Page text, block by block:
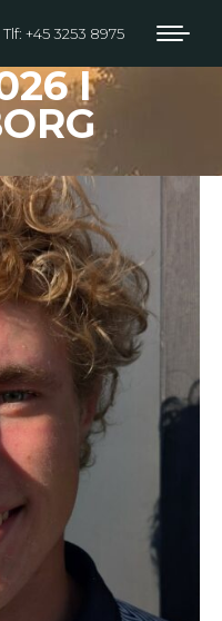
Tlf: +45 3253 8975
I